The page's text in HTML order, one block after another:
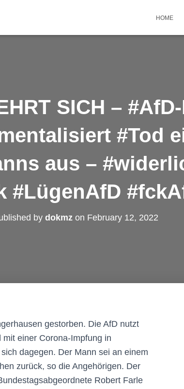
HOME
SICH –
#Tod
aus –
#LügenAfD
by dokmz on February 12, 2022
gestorben. Die AfD nutzt
einer Corona-Impfung in
dagegen. Der Mann sei an einem
zurück, so die Angehörigen. Der
Robert Farle